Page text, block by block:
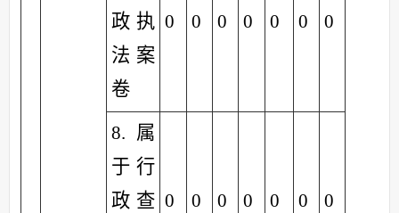
政执
法案
卷
0 0 0 0 0 0 0
8.属
于行
政查 0 0 0 0 0 0 0